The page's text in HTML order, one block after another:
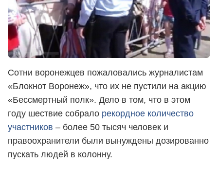
Сотни воронежцев пожаловались журналистам
«Блокнот Воронеж», что их не пустили на акцию
«Бессмертный полк». Дело в том, что в этом
году шествие собрало рекордное количество
участников – более 50 тысяч человек и
правоохранители были вынуждены дозированно
пускать людей в колонну.